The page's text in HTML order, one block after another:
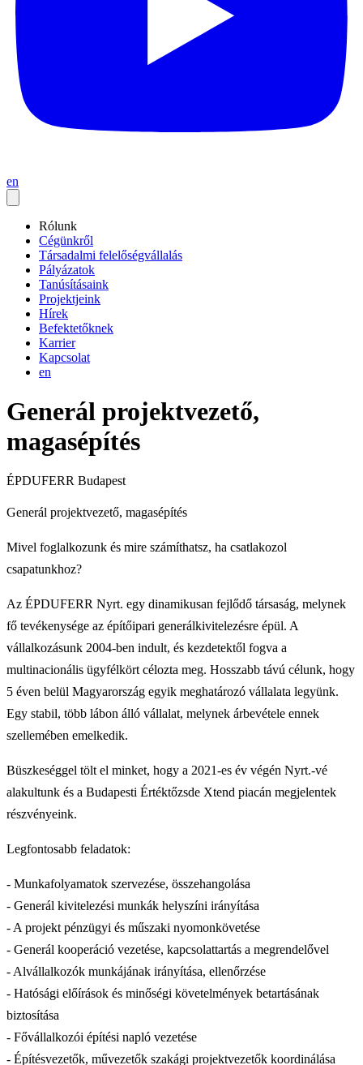
en
Rólunk
Cégünkről
Társadalmi felelőségvállalás
Pályázatok
Tanúsításaink
Projektjeink
Hírek
Befektetőknek
Karrier
Kapcsolat
en
Generál projektvezető,
magasépítés
ÉPDUFERR Budapest
Generál projektvezető, magasépítés
Mivel foglalkozunk és mire számíthatsz, ha csatlakozol
csapatunkhoz?
Az ÉPDUFERR Nyrt. egy dinamikusan fejlődő társaság, melynek
fő tevékenysége az építőipari generálkivitelezésre épül. A
vállalkozásunk 2004-ben indult, és kezdetektől fogva a
multinacionális ügyfélkört célozta meg. Hosszabb távú célunk, hogy
5 éven belül Magyarország egyik meghatározó vállalata legyünk.
Egy stabil, több lábon álló vállalat, melynek árbevétele ennek
szellemében emelkedik.
Büszkeséggel tölt el minket, hogy a 2021-es év végén Nyrt.-vé
alakultunk és a Budapesti Értéktőzsde Xtend piacán megjelentek
részvényeink.
Legfontosabb feladatok:
- Munkafolyamatok szervezése, összehangolása
- Generál kivitelezési munkák helyszíni irányítása
- A projekt pénzügyi és műszaki nyomonkövetése
- Generál kooperáció vezetése, kapcsolattartás a megrendelővel
- Alvállalkozók munkájának irányítása, ellenőrzése
- Hatósági előírások és minőségi követelmények betartásának
biztosítása
- Fővállalkozói építési napló vezetése
- Építésvezetők, művezetők szakági projektvezetők koordinálása